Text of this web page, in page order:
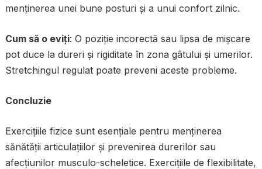
menținerea unei bune posturi și a unui confort zilnic.
Cum să o eviți: O poziție incorectă sau lipsa de mișcare
pot duce la dureri și rigiditate în zona gâtului și umerilor.
Stretchingul regulat poate preveni aceste probleme.
Concluzie
Exercițiile fizice sunt esențiale pentru menținerea
sănătății articulațiilor și prevenirea durerilor sau
afecțiunilor musculo-scheletice. Exercițiile de flexibilitate,